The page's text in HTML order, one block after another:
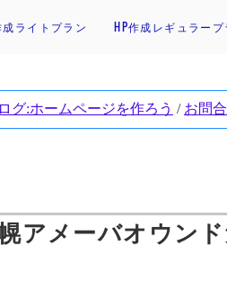
成ライトプラン HP作成レギュラープ
アメーバオウン